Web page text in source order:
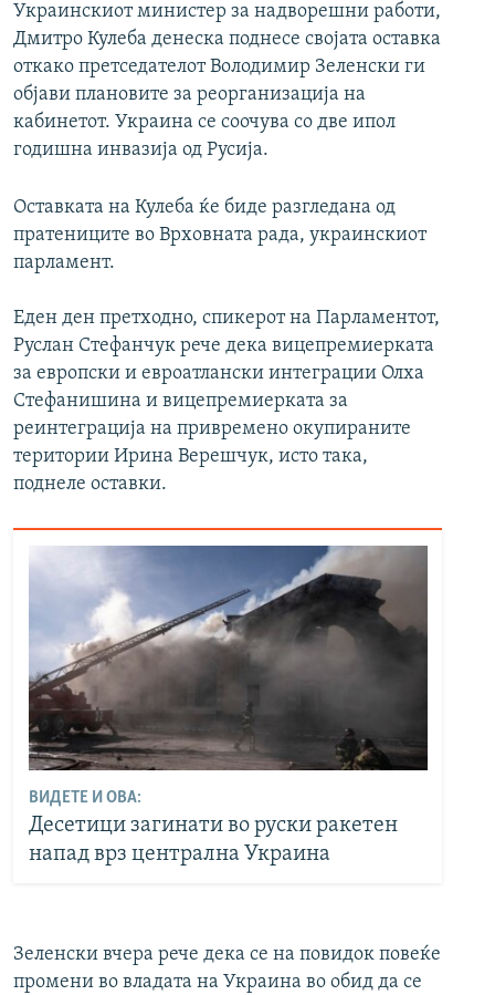
Украинскиот министер за надворешни работи,
Дмитро Кулеба денеска поднесе својата оставка
откако претседателот Володимир Зеленски ги
објави плановите за реорганизација на
кабинетот. Украина се соочува со две ипол
годишна инвазија од Русија.
Оставката на Кулеба ќе биде разгледана од
пратениците во Врховната рада, украинскиот
парламент.
Еден ден претходно, спикерот на Парламентот,
Руслан Стефанчук рече дека вицепремиерката
за европски и евроатлански интеграции Олха
Стефанишина и вицепремиерката за
реинтеграција на привремено окупираните
територии Ирина Верешчук, исто така,
поднеле оставки.
ВИДЕТЕ И ОВА:
Десетици загинати во руски ракетен
напад врз централна Украина
Зеленски вчера рече дека се на повидок повеќе
промени во владата на Украина во обид да се